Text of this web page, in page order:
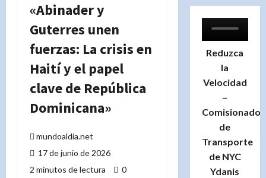
«Abinader y
Guterres unen
fuerzas: La crisis en
Haití y el papel
clave de República
Dominicana»
mundoaldia.net
17 de junio de 2026
2 minutos de lectura
0
Reduzca
la
Velocidad
–
Comisionado
de
Transporte
de NYC
Ydanis